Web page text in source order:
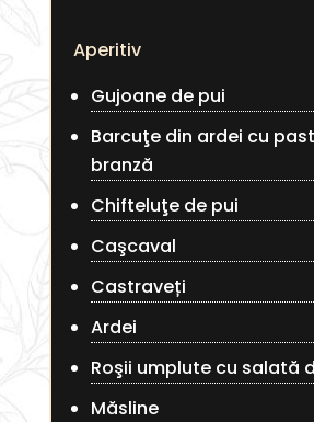
Aperitiv
Gujoane de pui
Barcuţe din ardei cu
branză
Chifteluţe de pui
Caşcaval
Castraveți
Ardei
Roşii umplute cu salată
Măsline